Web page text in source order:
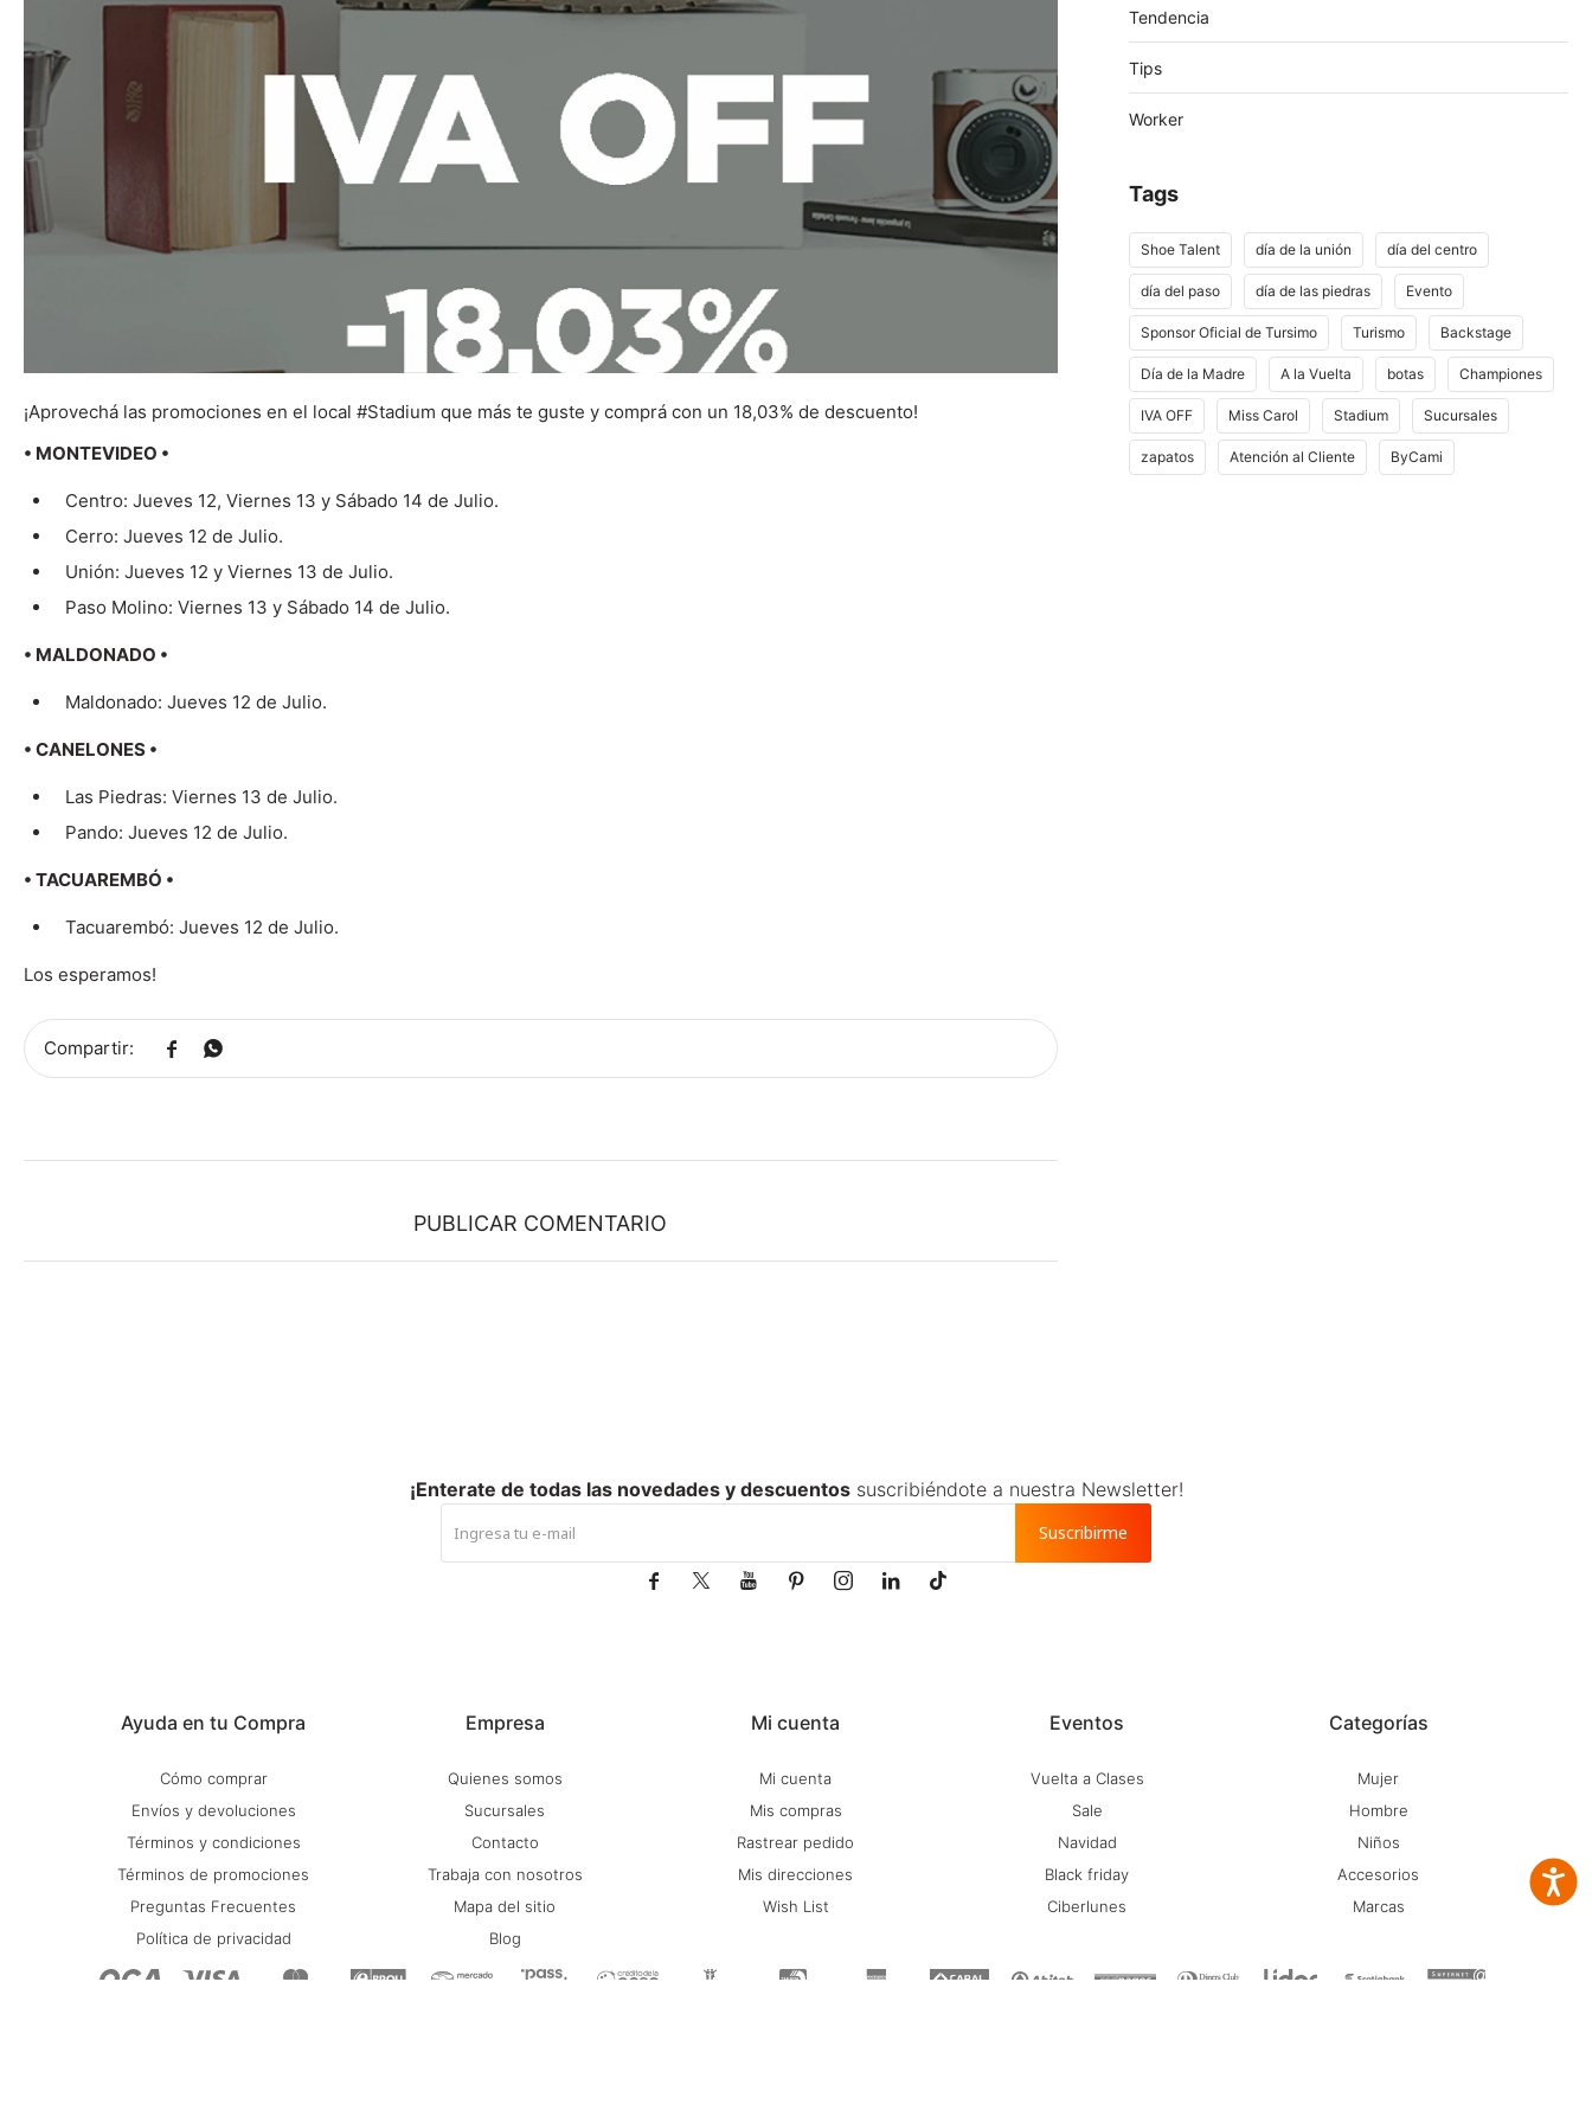
visual
están
usando
pantalla;
abrir
menú
¡Aprovechá las promociones en el local #Stadium que más te guste y comprá con un 18,03% de descuento!
• MONTEVIDEO •
Centro: Jueves 12, Viernes 13 y Sábado 14 de Julio.
Cerro: Jueves 12 de Julio.
Unión: Jueves 12 y Viernes 13 de Julio.
Paso Molino: Viernes 13 y Sábado 14 de Julio.
• MALDONADO •
Maldonado: Jueves 12 de Julio.
• CANELONES •
Las Piedras: Viernes 13 de Julio.
Pando: Jueves 12 de Julio.
• TACUAREMBÓ •
Tacuarembó: Jueves 12 de Julio.
Los esperamos!
 
PUBLICAR COMENTARIO
Tendencia
Tips
Worker
Tags
Shoe Talent día de la unión día del centro
día del paso día de las piedras Evento
Sponsor Oficial de Tursimo Turismo Backstage
Día de la Madre A la Vuelta botas Championes
IVA OFF Miss Carol Stadium Sucursales
zapatos Atención al Cliente ByCami
Ayuda en tu Compra
Cómo comprar
Envíos y devoluciones
Términos y condiciones
Términos de promociones
Preguntas Frecuentes
Política de privacidad
Empresa
Quienes somos
Sucursales
Contacto
Trabaja con nosotros
Mapa del sitio
Blog
Mi cuenta
Mi cuenta
Mis compras
Rastrear pedido
Mis direcciones
Wish List
Eventos
Vuelta a Clases
Sale
Navidad
Black friday
Ciberlunes
Categorías
Mujer
Hombre
Niños
Accesorios
Marcas
¡Enterate de todas las novedades y descuentossuscribiéndote a nuestra Newsletter!
Suscribirme
      